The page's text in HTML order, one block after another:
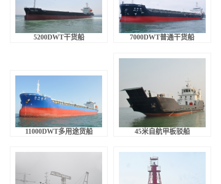
5200DWT干货船 7000DWT普通干货船
11000DWT多用途货船 45米自航甲板驳船